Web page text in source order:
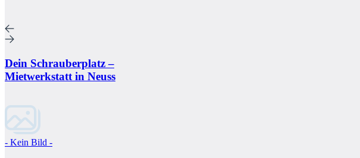
Dein Schrauberplatz –
Mietwerkstatt in Neuss
- Kein Bild -